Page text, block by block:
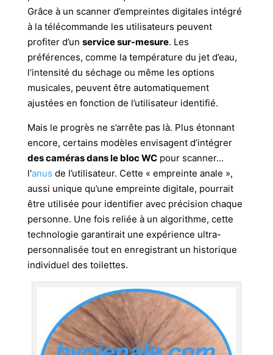
Grâce à un scanner d’empreintes digitales intégré
à la télécommande les utilisateurs peuvent
profiter d’un service sur-mesure. Les
préférences, comme la température du jet d’eau,
l’intensité du séchage ou même les options
musicales, peuvent être automatiquement
ajustées en fonction de l’utilisateur identifié.
Mais le progrès ne s’arrête pas là. Plus étonnant
encore, certains modèles envisagent d’intégrer
des caméras dans le bloc WCpour scanner…
l'anus de l’utilisateur. Cette « empreinte anale »,
aussi unique qu’une empreinte digitale, pourrait
être utilisée pour identifier avec précision chaque
personne. Une fois reliée à un algorithme, cette
technologie garantirait une expérience ultra-
personnalisée tout en enregistrant un historique
individuel des toilettes.